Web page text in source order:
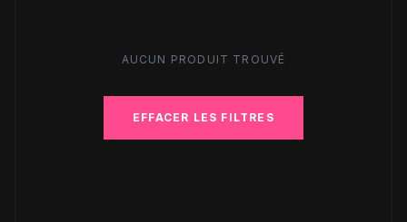
AUCUN PRODUIT TROUVÉ
EFFACER LES FILTRES